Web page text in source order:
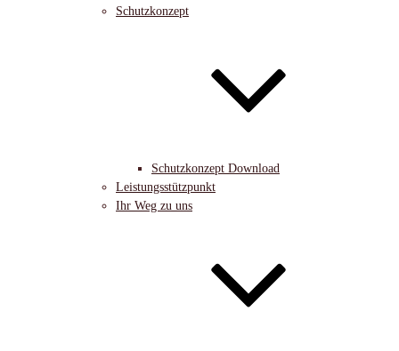
Schutzkonzept
Schutzkonzept Download
Leistungsstützpunkt
Ihr Weg zu uns